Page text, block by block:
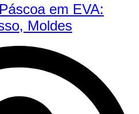
em EVA:
Moldes